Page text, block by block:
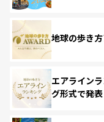
地球の歩き
エアライン
グ形式で発表